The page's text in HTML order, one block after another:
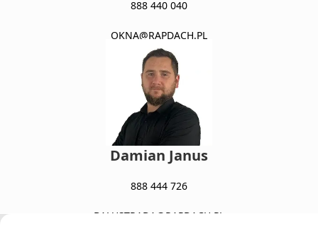
888 440 040
OKNA@RAPDACH.PL
Damian Janus
888 444 726
BALUSTRADA@RAPDACH.PL